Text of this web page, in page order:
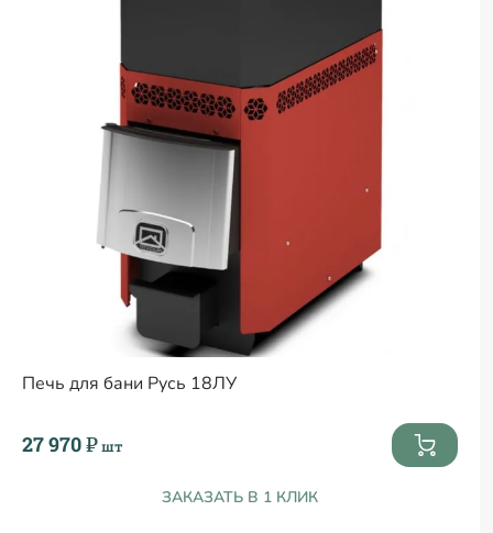
Печь для бани Русь 18ЛУ
27 970 ₽шт
ЗАКАЗАТЬ В 1 КЛИК